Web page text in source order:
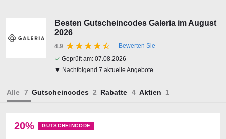
Besten Gutscheincodes Galeria im August
2026
4.9
Bewerten Sie
✓ Geprüft am: 07.08.2026
▼ Nachfolgend 7 aktuelle Angebote
Alle Gutscheincodes Rabatte Aktien
20% GUTSCHEINCODE